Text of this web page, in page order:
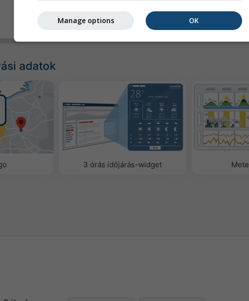
adhat időjárási paramétereket a
el azokat.
adatok
3 órás időjárás-widget
OK
Manage options